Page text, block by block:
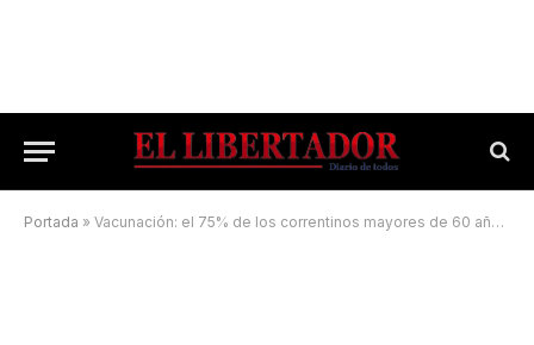
Portada » Vacunación: el 75% de los correntinos mayores de 60 años ya tienen las dos dosis